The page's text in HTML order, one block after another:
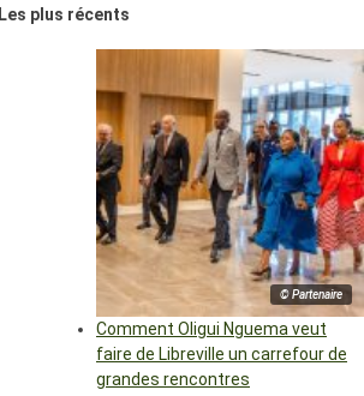
Les plus récents
© Partenaire
Comment Oligui Nguema veut
faire de Libreville un carrefour de
grandes rencontres